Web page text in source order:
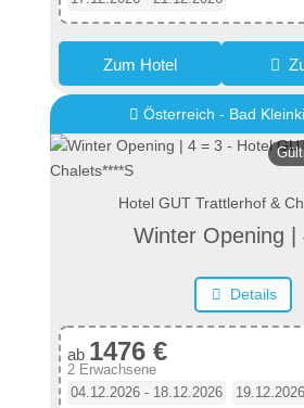
Zum Hotel
Österreich - Bad
Hotel GUT Trattlerhof &
Winter Opening |
Details
ab 1476 €
2 Erwachsene
04.12.2026 - 18.12.2026